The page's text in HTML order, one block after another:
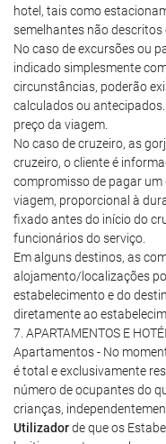
hotel, tais como
semelhantes não
No caso de excursões ou
indicado simplesmente
circunstâncias, poderão
calculados ou
preço da viagem.
No caso de cruzeiro, as
cruzeiro, o cliente é
compromisso de pagar
viagem, proporcional à
fixado antes do início do
funcionários do serviço.
Em alguns destinos, as
alojamento/localizações
estabelecimento e do
diretamente ao
7. APARTAMENTOS E
Apartamentos - No
é total e exclusivamente
número de ocupantes do
crianças,
Utilizadorde que os